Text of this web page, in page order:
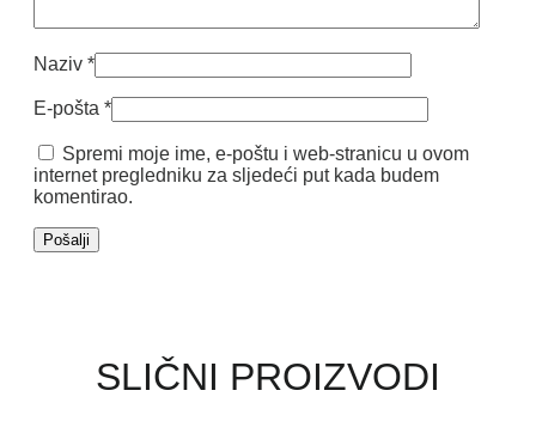
Naziv *
E-pošta *
Spremi moje ime, e-poštu i web-stranicu u ovom
internet pregledniku za sljedeći put kada budem
komentirao.
SLIČNI PROIZVODI